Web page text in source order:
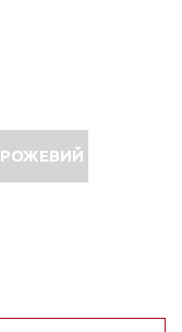
РОЖЕВИЙ